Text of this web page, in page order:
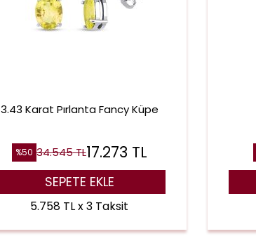
3.43 Karat Pırlanta Fancy Küpe
%50 34.545TL17.273 TL
SEPETE EKLE
5.758 TL x 3 Taksit